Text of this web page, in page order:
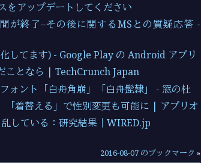
をアップデートしてください
が終了–その後に関するMSとの質疑応答 -
してます) - Google Play の Android アプリ
ことなら | TechCrunch Japan
ォント「白舟角崩」「白舟髭隷」 - 窓の杜
「着替える」で性別変更も可能に | アプリオ
している：研究結果｜WIRED.jp
2016-08-07 のブックマーク »